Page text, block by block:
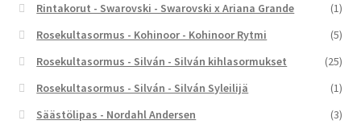
Rintakorut - Swarovski - Swarovski x Ariana Grande
(1)
Rosekultasormus - Kohinoor - Kohinoor Rytmi
(5)
Rosekultasormus - Silván - Silván kihlasormukset
(25)
Rosekultasormus - Silván - Silván Syleilijä
(1)
Säästölipas - Nordahl Andersen
(3)